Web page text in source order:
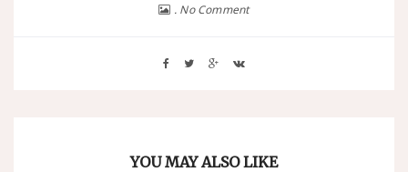
No Comment
YOU MAY ALSO LIKE